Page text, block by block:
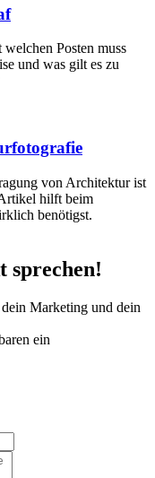
Posten muss
und was gilt es zu
von Architektur ist
hilft beim
benötigst.
sprechen!
Marketing und dein
ein